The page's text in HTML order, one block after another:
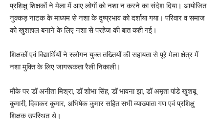
प्रशिक्षु शिक्षकों ने मेला में आए लोगों को नशा न करने का संदेश दिया। आयोजित
नुक्कड़ नाटक के माध्यम से नशा के दुष्प्रभाव को दर्शाया गया। परिवार व समाज
को खुशहाल बनाने के लिए नशा से परहेज की बात कही गई।
शिक्षकों एवं विद्यार्थियों ने स्लोगन युक्त तख्तियों की सहायता से पूरे मेला क्षेत्र में
नशा मुक्ति के लिए जागरूकता रैली निकाली।
मौके पर डॉ अनीता मिश्रा, डॉ शोभा सिंह, डॉ भावना झा, डॉ अमृता पांडे खुशबू
कुमारी, दिवाकर कुमार, अभिषेक कुमार सहित सभी व्याख्याता गण एवं प्रशिक्षु
शिक्षक उपस्थित थे।